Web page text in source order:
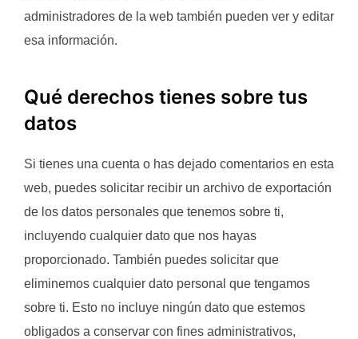
administradores de la web también pueden ver y editar
esa información.
Qué derechos tienes sobre tus
datos
Si tienes una cuenta o has dejado comentarios en esta
web, puedes solicitar recibir un archivo de exportación
de los datos personales que tenemos sobre ti,
incluyendo cualquier dato que nos hayas
proporcionado. También puedes solicitar que
eliminemos cualquier dato personal que tengamos
sobre ti. Esto no incluye ningún dato que estemos
obligados a conservar con fines administrativos,